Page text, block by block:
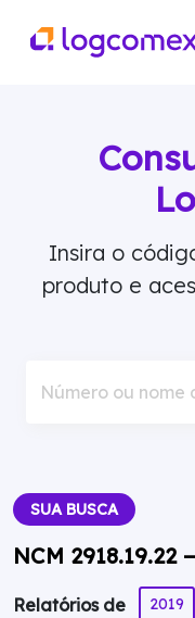
Insira o
produto e
Número ou nome
SUA BUSCA
NCM
Relatórios de 2019